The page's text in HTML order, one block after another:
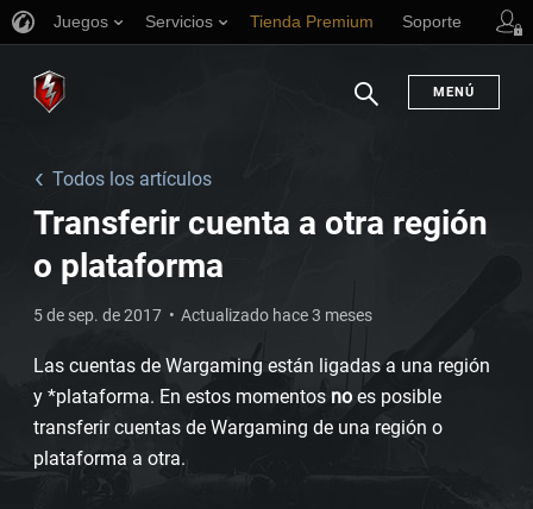
Juegos Servicios Tienda Premium Soporte
MENÚ
Todos los artículos
Transferir cuenta a otra región
o plataforma
5 de sep. de 2017 Actualizado hace 3 meses
Las cuentas de Wargaming están ligadas a una región
y *plataforma. En estos momentos no es posible
transferir cuentas de Wargaming de una región o
plataforma a otra.